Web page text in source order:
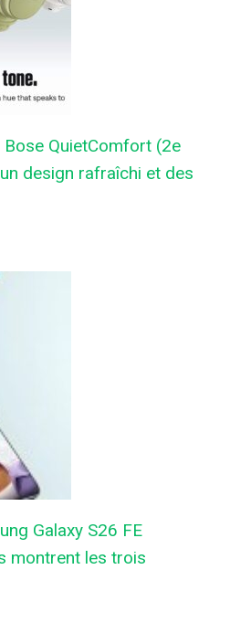
QuietComfort (2e
design rafraîchi et des
Galaxy S26 FE
montrent les trois